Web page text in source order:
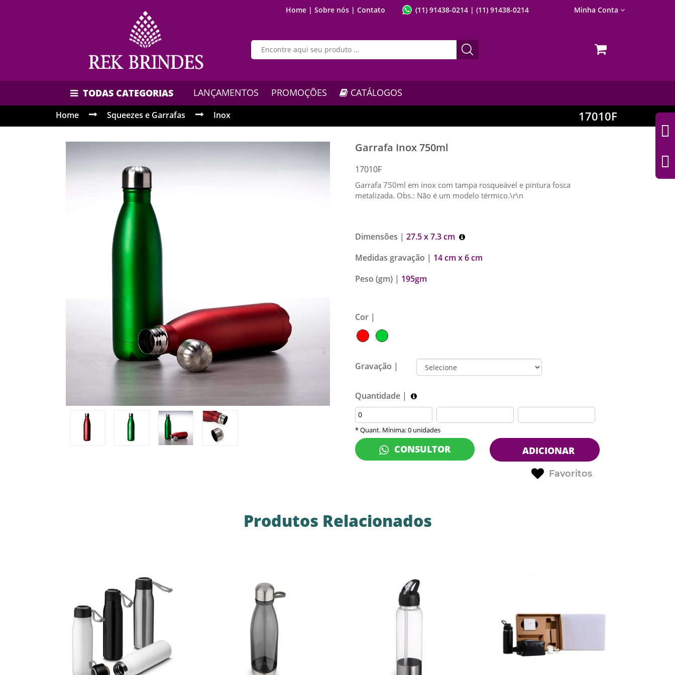
Home | Sobre nós | Contato (11) 91438-0214 | (11) 91438-0214 Minha Conta
TODAS CATEGORIAS LANÇAMENTOS PROMOÇÕES CATÁLOGOS
Home Squeezes e Garrafas Inox 17010F
Garrafa Inox 750ml
17010F
Garrafa 750ml em inox com tampa rosqueável e pintura fosca
metalizada. Obs.: Não é um modelo térmico.\r\n
Dimensões | 27.5 x 7.3 cm
Medidas gravação | 14 cm x 6 cm
Peso (gm) | 195gm
Cor |
Gravação |
Quantidade |
* Quant. Mínima: 0 unidades
CONSULTOR ADICIONAR
Favoritos
Produtos Relacionados